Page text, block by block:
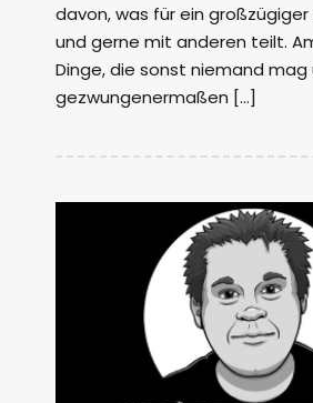
davon, was für ein großzügiger
und gerne mit anderen teilt.
Dinge, die sonst niemand mag
gezwungenermaßen […]